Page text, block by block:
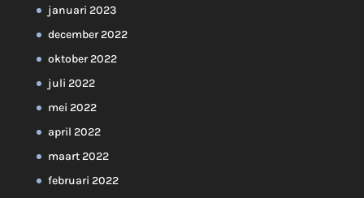
januari 2023
december 2022
oktober 2022
juli 2022
mei 2022
april 2022
maart 2022
februari 2022